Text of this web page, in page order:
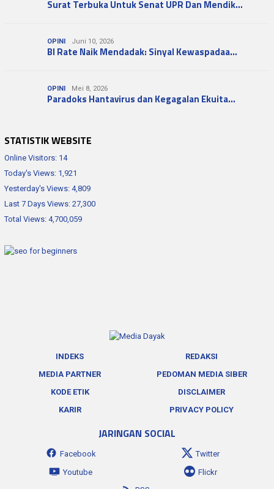
Surat Terbuka Untuk Senat UPR Dan Mendik…
OPINI Juni 10, 2026
BI Rate Naik Mendadak: Sinyal Kewaspadaa…
OPINI Mei 8, 2026
Paradoks Hantavirus dan Kegagalan Ekuita…
STATISTIK WEBSITE
Online Visitors: 14
Today's Views: 1,921
Yesterday's Views: 4,809
Last 7 Days Views: 27,300
Total Views: 4,700,059
INDEKS
REDAKSI
MEDIA PARTNER
PEDOMAN MEDIA SIBER
KODE ETIK
DISCLAIMER
KARIR
PRIVACY POLICY
JARINGAN SOCIAL
Facebook
Twitter
Youtube
Flickr